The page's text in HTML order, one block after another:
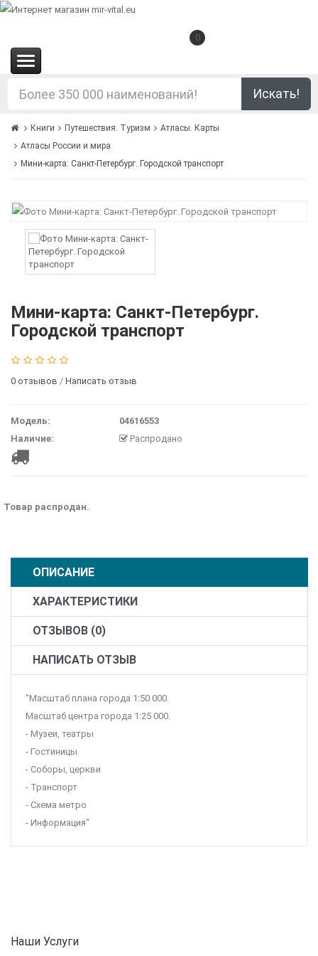
0
Искать!
Книги Путешествия. Туризм
Атласы. Карты
Атласы России и мира
Мини-карта: Санкт-Петербург. Городской транспорт
Мини-карта: Санкт-Петербург.
Городской транспорт
0 отзывов / Написать отзыв
Модель:
04616553
Наличие:
Распродано
Товар распродан.
ОПИСАНИЕ
ХАРАКТЕРИСТИКИ
ОТЗЫВОВ (0)
НАПИСАТЬ ОТЗЫВ
"Масштаб плана города 1:50 000.
Масштаб центра города 1:25 000.
- Музеи, театры
- Гостиницы
- Соборы, церкви
- Транспорт
- Схема метро
- Информация"
Наши Услуги